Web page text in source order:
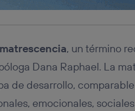
matrescencia, un término
Dana Raphael. La
de desarrollo,
emocionales,